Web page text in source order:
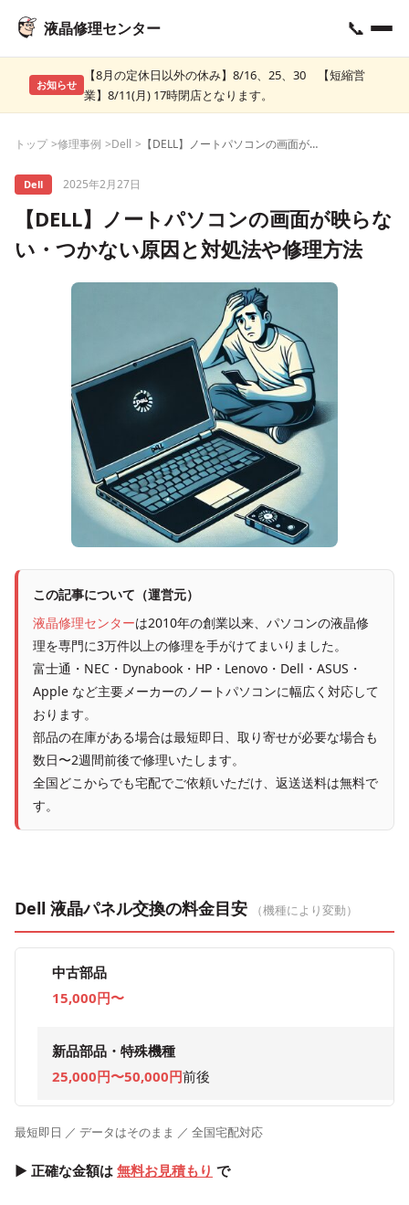
液晶修理センター 📞
お知らせ
【8月の定休日以外の休み】8/16、25、30 【短縮営
業】8/11(月) 17時閉店となります。
トップ 修理事例 Dell 【DELL】ノートパソコンの画面が映らない・つかない原因と対処法や修理方法
Dell 2025年2月27日
【DELL】ノートパソコンの画面が映らな
い・つかない原因と対処法や修理方法
この記事について（運営元）
液晶修理センターは2010年の創業以来、パソコンの液晶修
理を専門に3万件以上の修理を手がけてまいりました。
富士通・NEC・Dynabook・HP・Lenovo・Dell・ASUS・
Apple など主要メーカーのノートパソコンに幅広く対応して
おります。
部品の在庫がある場合は最短即日、取り寄せが必要な場合も
数日〜2週間前後で修理いたします。
全国どこからでも宅配でご依頼いただけ、返送送料は無料で
す。
Dell 液晶パネル交換の料金目安 （機種により変動）
中古部品
15,000円〜
新品部品・特殊機種
25,000円〜50,000円前後
最短即日 ／ データはそのまま ／ 全国宅配対応
▶ 正確な金額は 無料お見積もり で